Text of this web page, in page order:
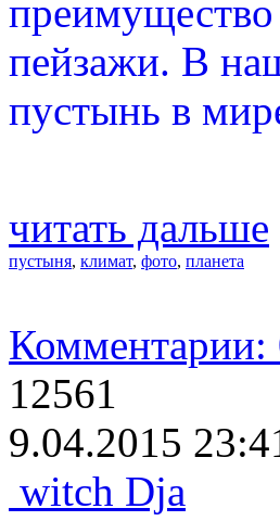
пейзажи. В
пустынь в
читать дальше
пустыня, климат, фото, планета
Комментарии:
12561
9.04.2015
witch Dja